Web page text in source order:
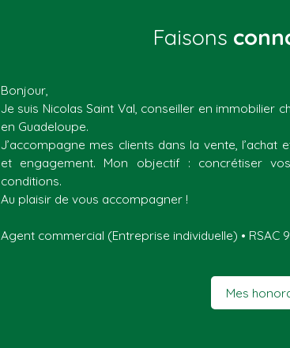
Faisons
Bonjour,
Je suis Nicolas Saint Val, conseiller en immobilier
en Guadeloupe.
J’accompagne mes clients dans la vente, l’achat
et engagement. Mon objectif : concrétiser
conditions.
Au plaisir de vous accompagner !
Agent commercial (Entreprise individuelle) • RSAC
Mes